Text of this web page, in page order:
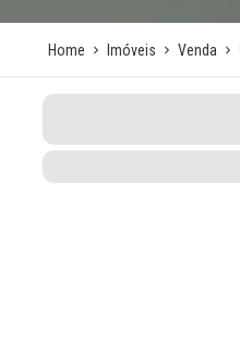
Home Imóveis Venda